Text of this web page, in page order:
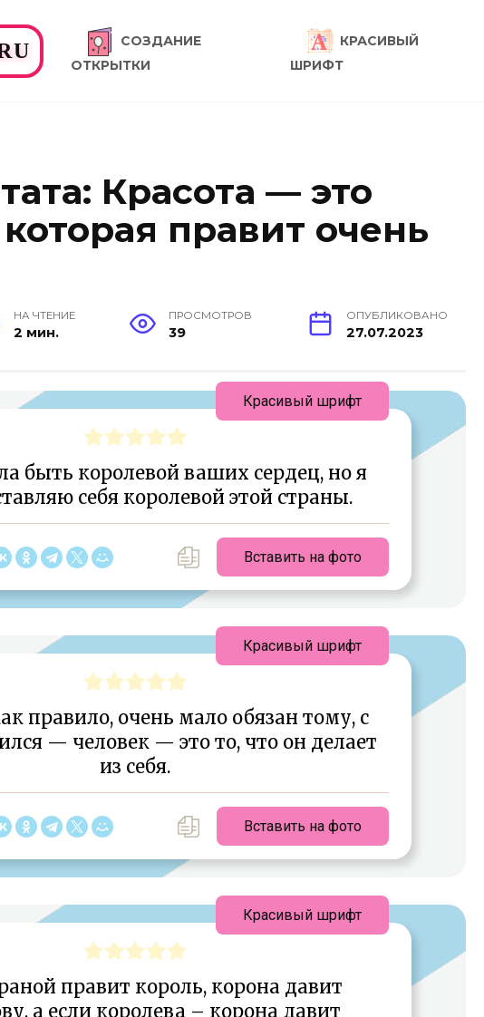
СОЗДАНИЕ
ОТКРЫТКИ
КРАСИВЫЙ
ШРИФТ
Красота — это
правит очень
НА ЧТЕНИЕ
2 мин.
ПРОСМОТРОВ
39
ОПУБЛИКОВАНО
27.07.2023
быть королевой ваших сердец, но я
себя королевой этой страны.
Вставить на фото
Красивый шрифт
правило, очень мало обязан тому, с
— человек — это то, что он делает
из себя.
Вставить на фото
Красивый шрифт
правит король, корона давит
а если королева – корона давит
Красивый шрифт